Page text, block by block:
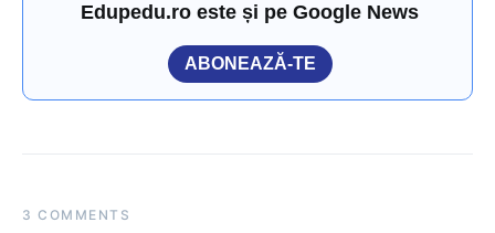
Edupedu.ro este și pe Google News
ABONEAZĂ-TE
3 COMMENTS